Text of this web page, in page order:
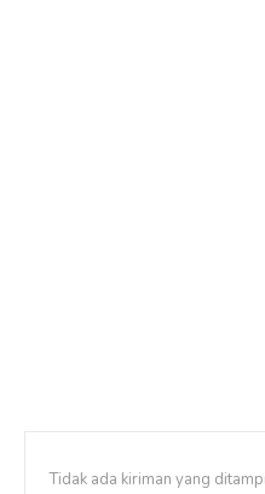
Tidak ada kiriman yang